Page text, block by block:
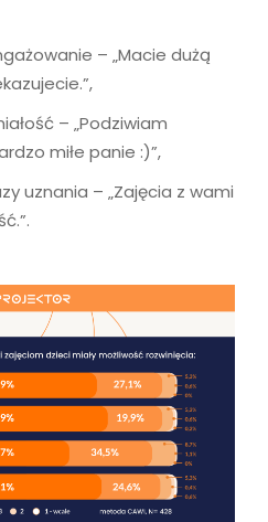
– „Macie dużą
– „Podziwiam
miłe panie :)”,
uznania – „Zajęcia z wami